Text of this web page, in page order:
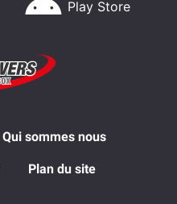
Play Store
Qui sommes nous
Plan du site